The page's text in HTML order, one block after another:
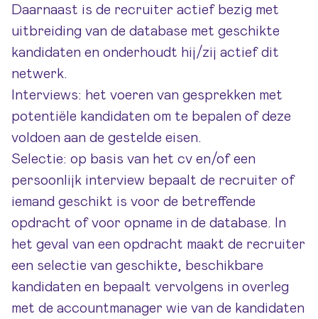
Daarnaast is de recruiter actief bezig met
uitbreiding van de database met geschikte
kandidaten en onderhoudt hij/zij actief dit
netwerk.
Interviews: het voeren van gesprekken met
potentiële kandidaten om te bepalen of deze
voldoen aan de gestelde eisen.
Selectie: op basis van het cv en/of een
persoonlijk interview bepaalt de recruiter of
iemand geschikt is voor de betreffende
opdracht of voor opname in de database. In
het geval van een opdracht maakt de recruiter
een selectie van geschikte, beschikbare
kandidaten en bepaalt vervolgens in overleg
met de accountmanager wie van de kandidaten